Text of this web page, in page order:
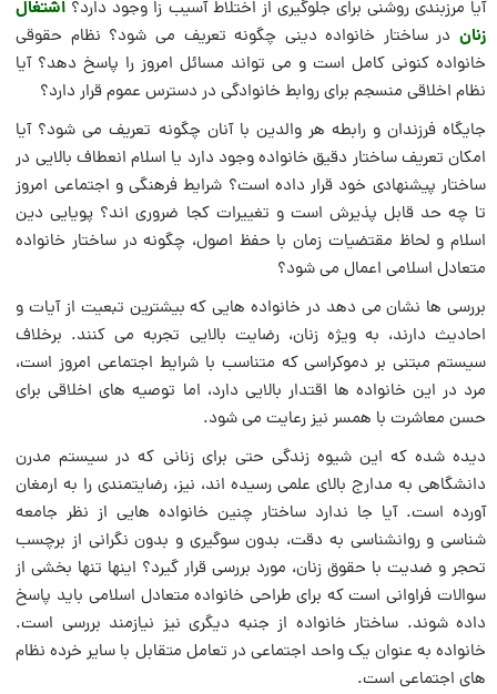
آیا مرزبندی روشنی برای جلوگیری از اختلاط آسیب زا وجود دارد؟ اشتغال
زنان در ساختار خانواده دینی چگونه تعریف می شود؟ نظام حقوقی
خانواده کنونی کامل است و می تواند مسائل امروز را پاسخ دهد؟ آیا
نظام اخلاقی منسجم برای روابط خانوادگی در دسترس عموم قرار دارد؟
جایگاه فرزندان و رابطه هر والدین با آنان چگونه تعریف می شود؟ آیا
امکان تعریف ساختار دقیق خانواده وجود دارد یا اسلام انعطاف بالایی در
ساختار پیشنهادی خود قرار داده است؟ شرایط فرهنگی و اجتماعی امروز
تا چه حد قابل پذیرش است و تغییرات کجا ضروری اند؟ پویایی دین
اسلام و لحاظ مقتضیات زمان با حفظ اصول، چگونه در ساختار خانواده
متعادل اسلامی اعمال می شود؟
بررسی ها نشان می دهد در خانواده هایی که بیشترین تبعیت از آیات و
احادیث دارند، به ویژه زنان، رضایت بالایی تجربه می کنند. برخلاف
سیستم مبتنی بر دموکراسی که متناسب با شرایط اجتماعی امروز است،
مرد در این خانواده ها اقتدار بالایی دارد، اما توصیه های اخلاقی برای
حسن معاشرت با همسر نیز رعایت می شود.
دیده شده که این شیوه زندگی حتی برای زنانی که در سیستم مدرن
دانشگاهی به مدارج بالای علمی رسیده اند، نیز، رضایتمندی را به ارمغان
آورده است. آیا جا ندارد ساختار چنین خانواده هایی از نظر جامعه
شناسی و روانشناسی به دقت، بدون سوگیری و بدون نگرانی از برچسب
تحجر و ضدیت با حقوق زنان، مورد بررسی قرار گیرد؟ اینها تنها بخشی از
سوالات فراوانی است که برای طراحی خانواده متعادل اسلامی باید پاسخ
داده شوند. ساختار خانواده از جنبه دیگری نیز نیازمند بررسی است.
خانواده به عنوان یک واحد اجتماعی در تعامل متقابل با سایر خرده نظام
های اجتماعی است.